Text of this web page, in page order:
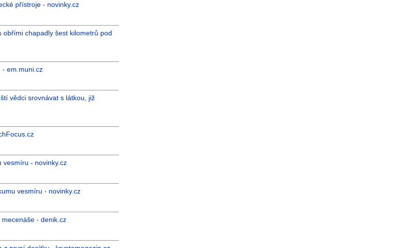
přístroje - novinky.cz
obřími chapadly šest kilometrů pod
- em.muni.cz
vědci srovnávat s látkou, již
vesmíru - novinky.cz
vesmíru - novinky.cz
- denik.cz